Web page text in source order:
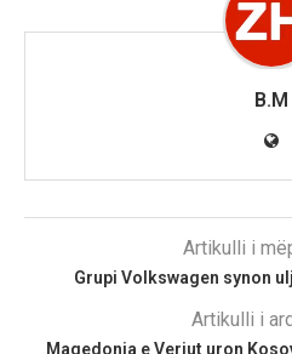
B.M
Artikulli i
Grupi Volkswagen synon
Artikulli i
Maqedonia e Veriut uron